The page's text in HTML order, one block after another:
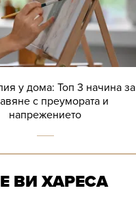
у дома: Топ 3 начина за
с преумората и
напрежението
ВИ ХАРЕСА